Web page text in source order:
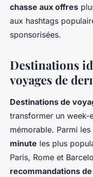
chasse aux offres
aux hashtags
sponsorisées.
Destinations
voyages de
Destinations de
transformer un week-
mémorable. Parmi les
minute les plus
Paris, Rome et
recommandations